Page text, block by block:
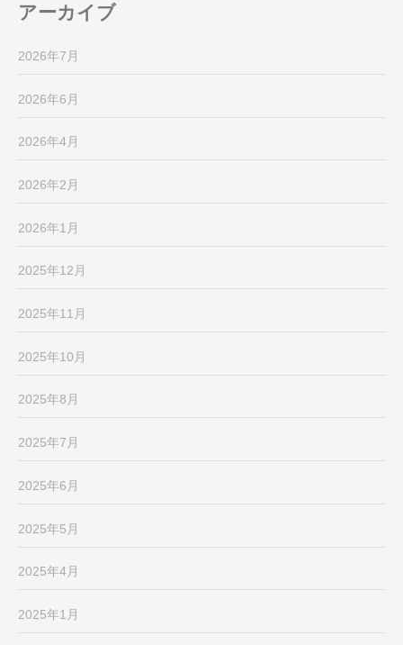
アーカイブ
2026年7月
2026年6月
2026年4月
2026年2月
2026年1月
2025年12月
2025年11月
2025年10月
2025年8月
2025年7月
2025年6月
2025年5月
2025年4月
2025年1月